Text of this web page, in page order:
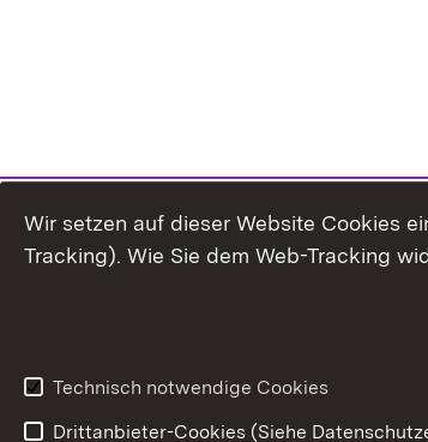
Wir setzen auf dieser Website Cookies
Tracking). Wie Sie dem Web-Tracking
Technisch notwendige Cookies
Drittanbieter-Cookies (Siehe